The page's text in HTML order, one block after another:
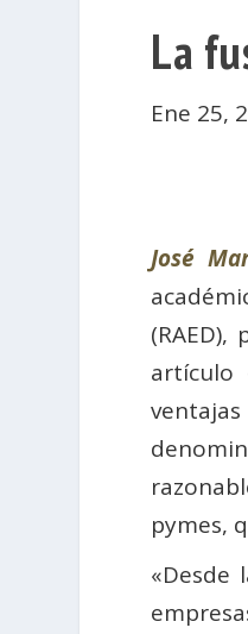
La
Ene 25,
José
artículo
pymes,
«Desde